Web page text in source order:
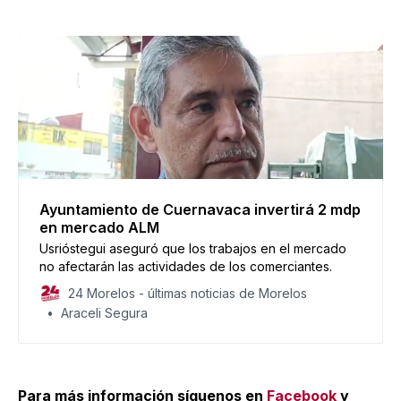
Ayuntamiento de Cuernavaca invertirá 2 mdp
en mercado ALM
Usrióstegui aseguró que los trabajos en el mercado
no afectarán las actividades de los comerciantes.
24 Morelos - últimas noticias de Morelos
Araceli Segura
Para más información síguenos en Facebook y